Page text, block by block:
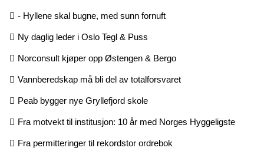
- Hyllene skal bugne, med sunn fornuft
Ny daglig leder i Oslo Tegl & Puss
Norconsult kjøper opp Østengen & Bergo
Vannberedskap må bli del av totalforsvaret
Peab bygger nye Gryllefjord skole
Fra motvekt til institusjon: 10 år med Norges Hyggeligste
Fra permitteringer til rekordstor ordrebok